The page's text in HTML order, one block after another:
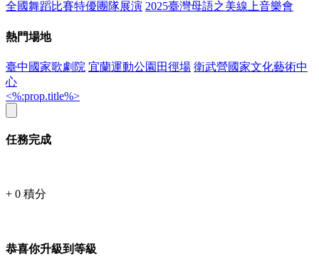
全國舞蹈比賽特優團隊展演 2025臺灣母語之美線上音樂會
熱門場地
臺中國家歌劇院 宜蘭運動公園田徑場 衛武營國家文化藝術中
心
<%:prop.title%>
任務完成
+ 0 積分
恭喜你升級到等級